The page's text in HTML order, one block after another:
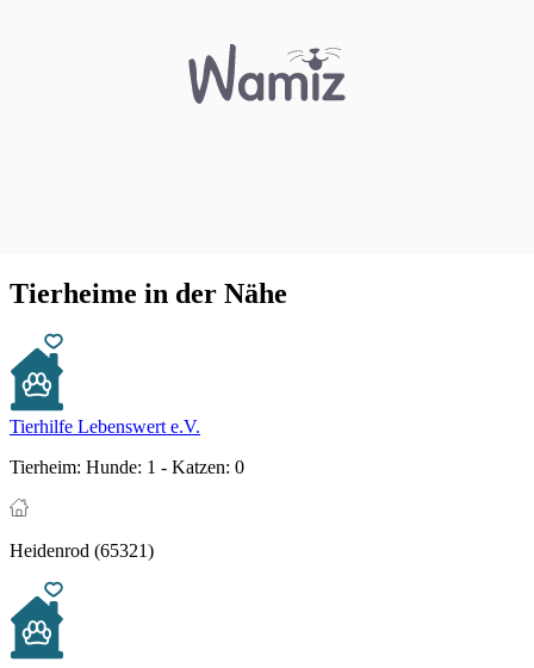
Tierheime in der Nähe
Tierhilfe Lebenswert e.V.
Tierheim: Hunde: 1 - Katzen: 0
Heidenrod (65321)